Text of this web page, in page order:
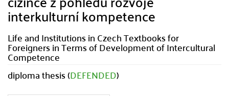
interkulturní kompetence
Life and Institutions in Czech Textbooks for
Foreigners in Terms of Development of Intercultural
Competence
diploma thesis (DEFENDED)